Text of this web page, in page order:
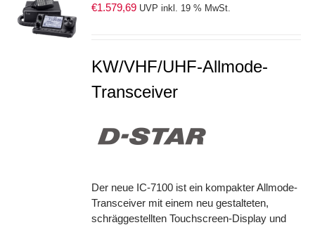
€1.579,69 UVP inkl. 19 % MwSt.
KW/VHF/UHF-Allmode-
Transceiver
Der neue IC-7100 ist ein kompakter Allmode-
Transceiver mit einem neu gestalteten,
schräggestellten Touchscreen-Display und